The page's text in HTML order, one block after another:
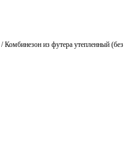
/Комбинезон из футера утепленный (без